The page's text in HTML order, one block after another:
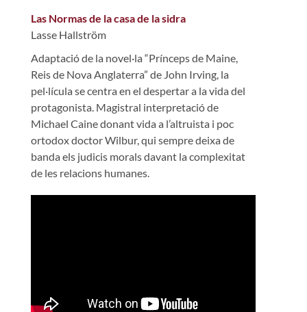
Las Normas de la casa de la sidra
Lasse Hallström
Adaptació de la novel·la “Prínceps de Maine,
Reis de Nova Anglaterra” de John Irving, la
pel·lícula se centra en el despertar a la vida del
protagonista. Magistral interpretació de
Michael Caine donant vida a l’altruista i poc
ortodox doctor Wilbur, qui sempre deixa de
banda els judicis morals davant la complexitat
de les relacions humanes.